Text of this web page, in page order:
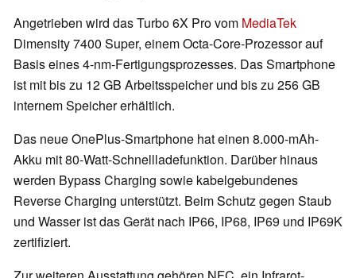
Angetrieben wird das Turbo 6X Pro vom MediaTek
Dimensity 7400 Super, einem Octa-Core-Prozessor auf
Basis eines 4-nm-Fertigungsprozesses. Das Smartphone
ist mit bis zu 12 GB Arbeitsspeicher und bis zu 256 GB
internem Speicher erhältlich.
Das neue OnePlus-Smartphone hat einen 8.000-mAh-
Akku mit 80-Watt-Schnellladefunktion. Darüber hinaus
werden Bypass Charging sowie kabelgebundenes
Reverse Charging unterstützt. Beim Schutz gegen Staub
und Wasser ist das Gerät nach IP66, IP68, IP69 und IP69K
zertifiziert.